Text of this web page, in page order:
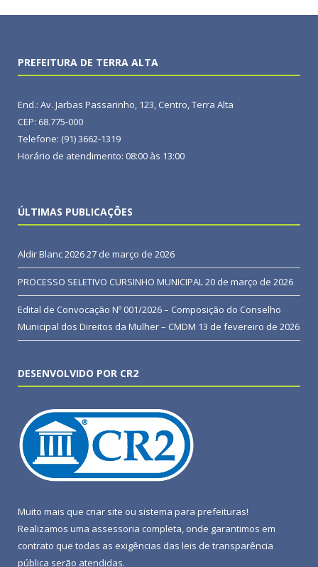
PREFEITURA DE TERRA ALTA
End.: Av. Jarbas Passarinho, 123, Centro, Terra Alta
CEP: 68.775-000
Telefone: (91) 3662-1319
Horário de atendimento: 08:00 às 13:00
ÚLTIMAS PUBLICAÇÕES
Aldir Blanc 202627 de março de 2026
PROCESSO SELETIVO CURSINHO MUNICIPAL20 de março de 2026
Edital de Convocação Nº 001/2026 – Composição do Conselho
Municipal dos Direitos da Mulher – CMDM 13 de fevereiro de 2026
DESENVOLVIDO POR CR2
Muito mais que criar site ou sistema para prefeituras!
Realizamos uma assessoria completa, onde garantimos em
contrato que todas as exigências das leis de transparência
pública serão atendidas.